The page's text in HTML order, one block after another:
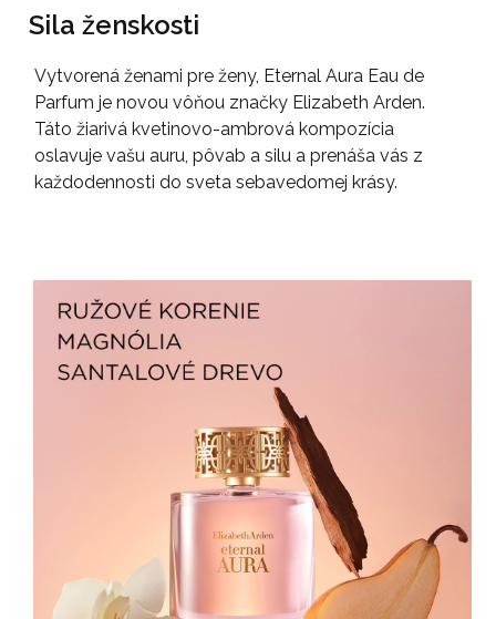
Sila ženskosti
Vytvorená ženami pre ženy, Eternal Aura Eau de
Parfum je novou vôňou značky Elizabeth Arden.
Táto žiarivá kvetinovo-ambrová kompozícia
oslavuje vašu auru, pôvab a silu a prenáša vás z
každodennosti do sveta sebavedomej krásy.